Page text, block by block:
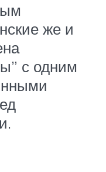
же и
с одним